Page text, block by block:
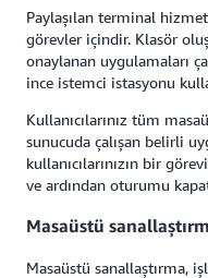
Paylaşılan terminal
görevler içindir. Klasör
onaylanan uygulamaları
ince istemci istasyonu
Kullanıcılarınız tüm
sunucuda çalışan belirli
kullanıcılarınızın bir
ve ardından oturumu
Masaüstü
Masaüstü sanallaştırma,